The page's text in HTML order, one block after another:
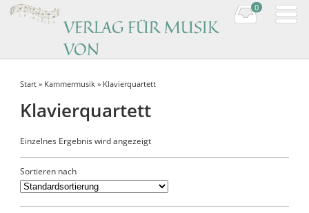
VERLAG FÜR MUSIK
VON
Music by women composers
0
Start » Kammermusik » Klavierquartett
Klavierquartett
Einzelnes Ergebnis wird angezeigt
Sortieren nach